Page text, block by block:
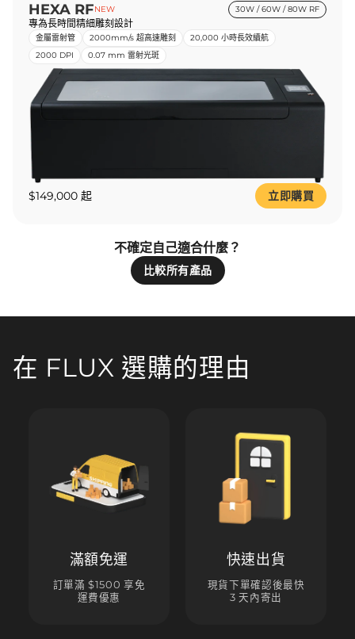
HEXA RFNEW 30W / 60W / 80W RF
專為長時間精細雕刻設計
金屬雷射管 2000mm/s 超高速雕刻
20,000 小時長效續航
2000 DPI
0.07 mm 雷射光斑
$149,000 起 立即購買
不確定自己適合什麼？
比較所有產品
在 FLUX 選購的理由
滿額免運
訂單滿 $1500 享免
運費優惠
快速出貨
現貨下單確認後最快
3 天內寄出